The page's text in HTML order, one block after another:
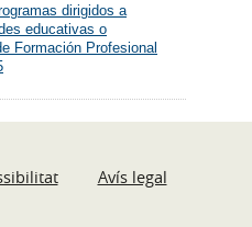
dirigidos a
educativas o
Formación Profesional
Avís legal